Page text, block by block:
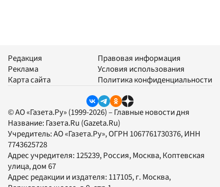
Редакция
Реклама
Карта сайта
Правовая информация
Условия использования
Политика конфиденциальности
© АО «Газета.Ру» (1999-2026) – Главные новости дня
Название: Газета.Ru (Gazeta.Ru)
Учредитель:АО «Газета.Ру», ОГРН 1067761730376, ИНН
7743625728
Адрес учредителя: 125239, Россия, Москва, Коптевская
улица, дом 67
Адрес редакции и издателя: 117105, г. Москва,